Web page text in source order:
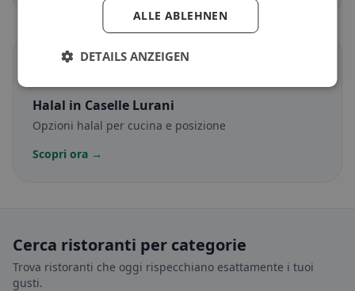
☪️
Halal in Caselle Lurani
Opzioni halal per cucina e posizione
Scopri ora →
Cerca ristoranti per categorie
Trova ristoranti che oggi rispecchiano esattamente i tuoi
gusti.
ALLE ABLEHNEN
DETAILS ANZEIGEN